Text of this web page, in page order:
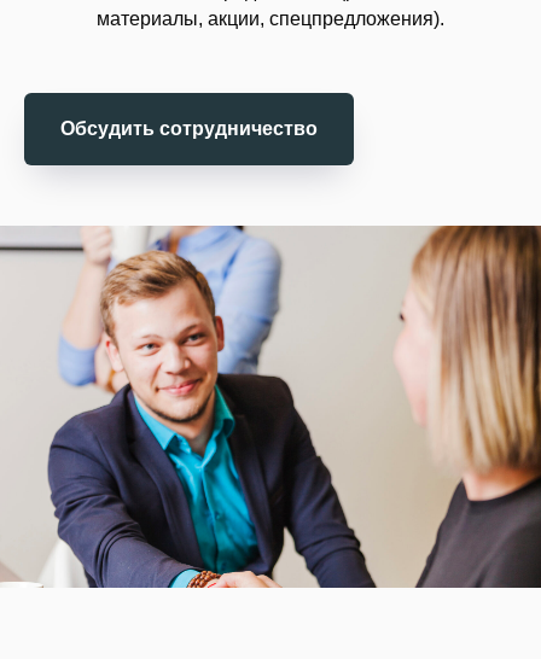
материалы, акции, спецпредложения).
Обсудить сотрудничество